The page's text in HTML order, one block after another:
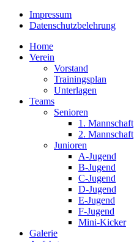
Impressum
Datenschutzbelehrung
Close
Menu
Home
Verein
Vorstand
Trainingsplan
Unterlagen
Teams
Senioren
1. Mannschaft
2. Mannschaft
Junioren
A-Jugend
B-Jugend
C-Jugend
D-Jugend
E-Jugend
F-Jugend
Mini-Kicker
Galerie